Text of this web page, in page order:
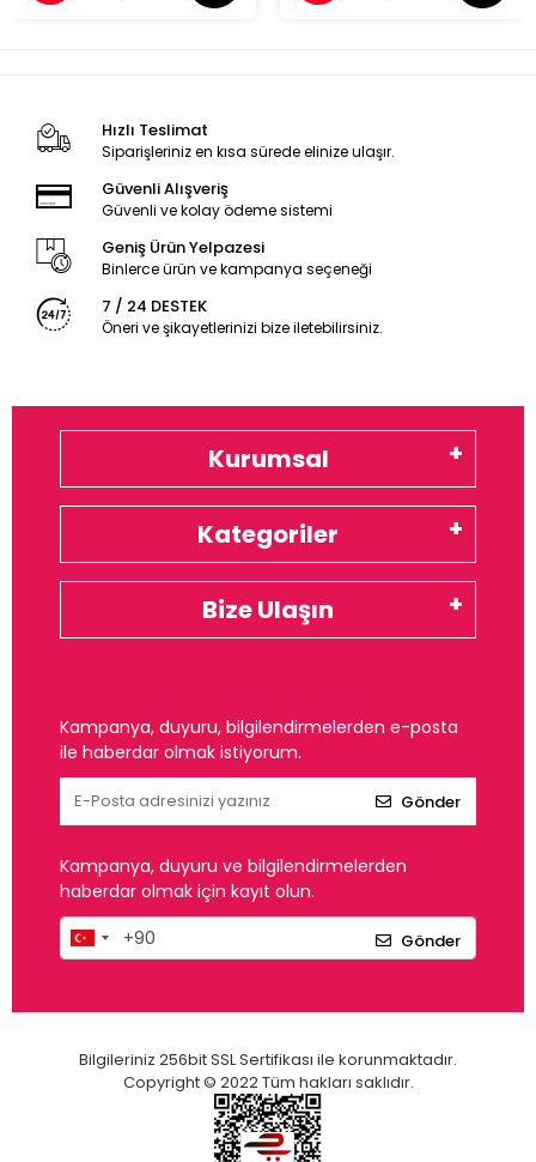
Hızlı Teslimat
Siparişleriniz en kısa sürede elinize ulaşır.
Güvenli Alışveriş
Güvenli ve kolay ödeme sistemi
Geniş Ürün Yelpazesi
Binlerce ürün ve kampanya seçeneği
7 / 24 DESTEK
Öneri ve şikayetlerinizi bize iletebilirsiniz.
Kurumsal
Kategoriler
Bize Ulaşın
Kampanya, duyuru, bilgilendirmelerden e-posta
ile haberdar olmak istiyorum.
Gönder
Kampanya, duyuru ve bilgilendirmelerden
haberdar olmak için kayıt olun.
Gönder
Bilgileriniz 256bit SSL Sertifikası ile korunmaktadır.
Copyright © 2022 Tüm hakları saklıdır.